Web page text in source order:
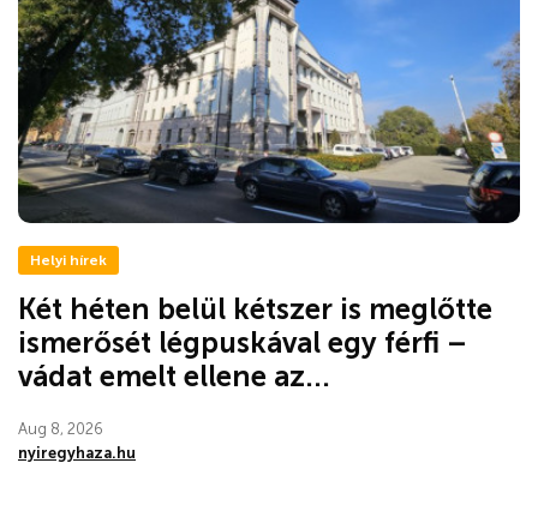
Helyi hírek
Két héten belül kétszer is meglőtte
ismerősét légpuskával egy férfi –
vádat emelt ellene az...
Aug 8, 2026
nyiregyhaza.hu